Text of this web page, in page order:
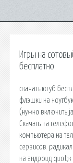
Игры на
бесплатно
скачать ютуб
флэшки на
(нужно включить
Скачать на
компьютера на
сервисов.
на андроид